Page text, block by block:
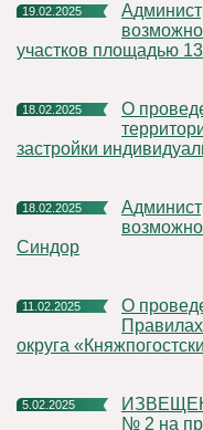
19.02.2025
Администрация МО «Княжпогостский» информирует о
участков площадью
18.02.2025
О проведении публичных слушаний по проекту межевания
застройки
18.02.2025
Администрация МО «Княжпогостский» информирует о
Синдор
11.02.2025
О проведении публичных слушаний об изменениях в
округа
5.02.2025
ИЗВЕЩЕНИЕ о проведении аукциона в электронной форме
№ 2 на